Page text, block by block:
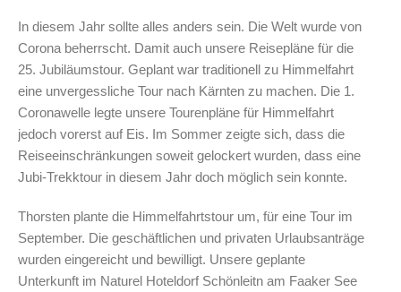
In diesem Jahr sollte alles anders sein. Die Welt wurde von
Corona beherrscht. Damit auch unsere Reisepläne für die
25. Jubiläumstour. Geplant war traditionell zu Himmelfahrt
eine unvergessliche Tour nach Kärnten zu machen. Die 1.
Coronawelle legte unsere Tourenpläne für Himmelfahrt
jedoch vorerst auf Eis. Im Sommer zeigte sich, dass die
Reiseeinschränkungen soweit gelockert wurden, dass eine
Jubi-Trekktour in diesem Jahr doch möglich sein konnte.
Thorsten plante die Himmelfahrtstour um, für eine Tour im
September. Die geschäftlichen und privaten Urlaubsanträge
wurden eingereicht und bewilligt. Unsere geplante
Unterkunft im Naturel Hoteldorf Schönleitn am Faaker See